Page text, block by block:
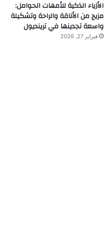
الأزياء الذكية للأمهات الحوامل:
مزيج من الأناقة والراحة وتشكيلة
واسعة تجدينها في ترينديول
فبراير 27, 2026